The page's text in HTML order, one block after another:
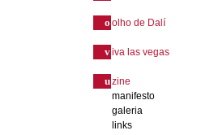
o olho de Dalí
viva las vegas
uzine
manifesto
galeria
links